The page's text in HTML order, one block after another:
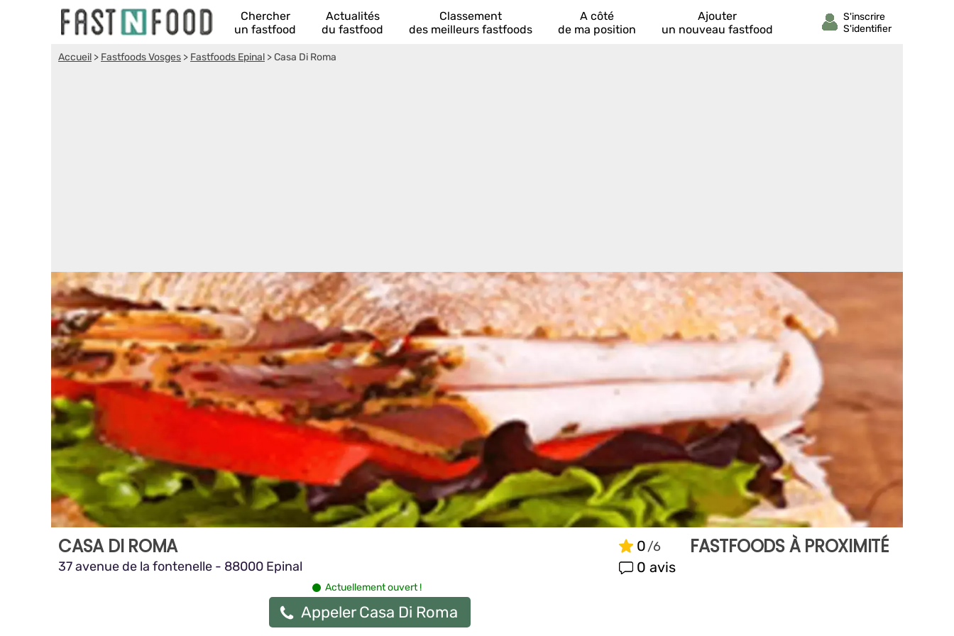
Chercher
un fastfood
Actualités
du fastfood
Classement
des meilleurs fastfoods
A côté
de ma position
Ajouter
un nouveau fastfood
Accueil > Fastfoods Vosges > Fastfoods Epinal >Casa Di Roma
CASA DI ROMA
37 avenue de la fontenelle - 88000 Epinal
0
0 avis
Actuellement ouvert !
Appeler Casa Di Roma
FASTFOODS À PROXIMITÉ